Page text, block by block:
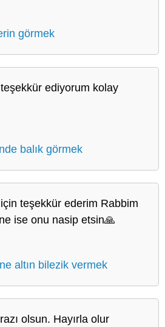
görmek
ediyorum kolay
balık görmek
teşekkür ederim Rabbim
ise onu nasip etsin🙏
altın bilezik vermek
olsun. Hayırla olur